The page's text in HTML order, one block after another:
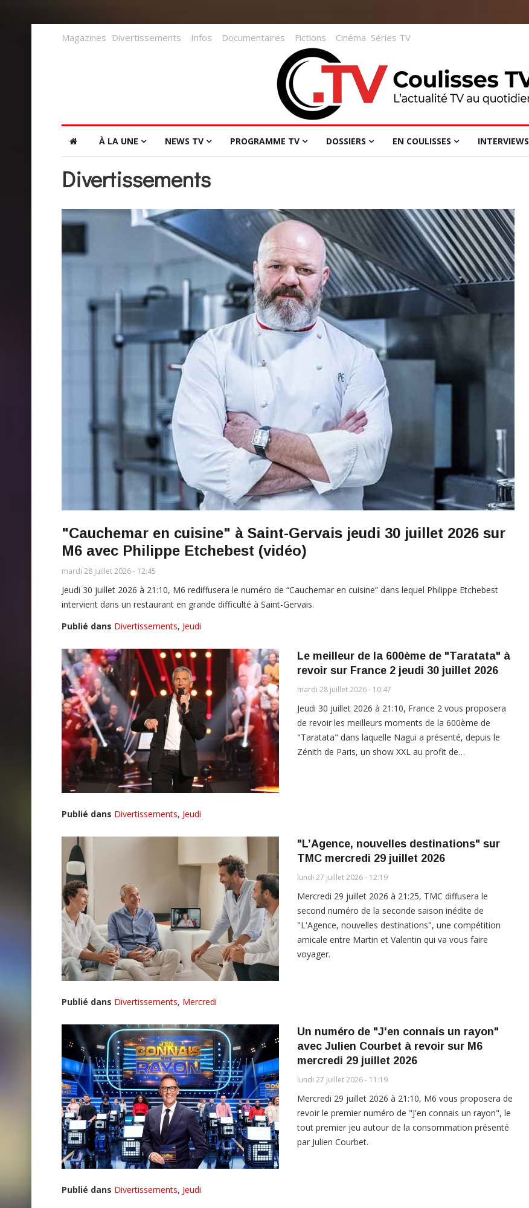
Magazines Divertissements Infos Documentaires Fictions Cinéma Séries TV
À LA UNE NEWS TV PROGRAMME TV DOSSIERS EN COULISSES INTERVIEWS
Divertissements
"Cauchemar en cuisine" à Saint-Gervais jeudi 30 juillet 2026 sur
M6 avec Philippe Etchebest (vidéo)
mardi 28 juillet 2026 - 12:45
Jeudi 30 juillet 2026 à 21:10, M6 rediffusera le numéro de “Cauchemar en cuisine” dans lequel Philippe Etchebest
intervient dans un restaurant en grande difficulté à Saint-Gervais.
Publié dans Divertissements, Jeudi
Le meilleur de la 600ème de "Taratata" à
revoir sur France 2 jeudi 30 juillet 2026
mardi 28 juillet 2026 - 10:47
Jeudi 30 juillet 2026 à 21:10, France 2 vous proposera
de revoir les meilleurs moments de la 600ème de
"Taratata" dans laquelle Nagui a présenté, depuis le
Zénith de Paris, un show XXL au profit de…
Publié dans Divertissements, Jeudi
"L’Agence, nouvelles destinations" sur
TMC mercredi 29 juillet 2026
lundi 27 juillet 2026 - 12:19
Mercredi 29 juillet 2026 à 21:25, TMC diffusera le
second numéro de la seconde saison inédite de
"L'Agence, nouvelles destinations", une compétition
amicale entre Martin et Valentin qui va vous faire
voyager.
Publié dans Divertissements, Mercredi
Un numéro de "J'en connais un rayon"
avec Julien Courbet à revoir sur M6
mercredi 29 juillet 2026
lundi 27 juillet 2026 - 11:19
Mercredi 29 juillet 2026 à 21:10, M6 vous proposera de
revoir le premier numéro de "J'en connais un rayon", le
tout premier jeu autour de la consommation présenté
par Julien Courbet.
Publié dans Divertissements, Jeudi